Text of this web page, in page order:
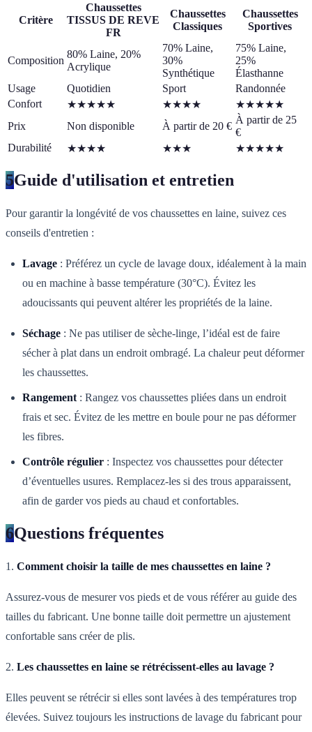
Critère
Chaussettes
TISSUS DE REVE
FR
Chaussettes
Classiques
Chaussettes
Sportives
Composition
80% Laine, 20%
Acrylique
70% Laine,
30%
Synthétique
75% Laine,
25%
Élasthanne
Usage
Quotidien Sport
Randonnée
Confort
★★★★★ ★★★★
★★★★★
Prix
Non disponible À partir de 20 €
À partir de 25
€
Durabilité
★★★★ ★★★ ★★★★★
5Guide d'utilisation et entretien
Pour garantir la longévité de vos chaussettes en laine, suivez ces
conseils d'entretien :
Lavage : Préférez un cycle de lavage doux, idéalement à la main
ou en machine à basse température (30°C). Évitez les
adoucissants qui peuvent altérer les propriétés de la laine.
Séchage : Ne pas utiliser de sèche-linge, l’idéal est de faire
sécher à plat dans un endroit ombragé. La chaleur peut déformer
les chaussettes.
Rangement : Rangez vos chaussettes pliées dans un endroit
frais et sec. Évitez de les mettre en boule pour ne pas déformer
les fibres.
Contrôle régulier : Inspectez vos chaussettes pour détecter
d’éventuelles usures. Remplacez-les si des trous apparaissent,
afin de garder vos pieds au chaud et confortables.
6Questions fréquentes
1. Comment choisir la taille de mes chaussettes en laine ?
Assurez-vous de mesurer vos pieds et de vous référer au guide des
tailles du fabricant. Une bonne taille doit permettre un ajustement
confortable sans créer de plis.
2. Les chaussettes en laine se rétrécissent-elles au lavage ?
Elles peuvent se rétrécir si elles sont lavées à des températures trop
élevées. Suivez toujours les instructions de lavage du fabricant pour